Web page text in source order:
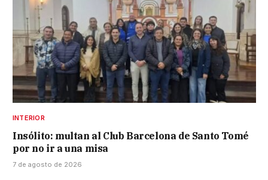
INTERIOR
Insólito: multan al Club Barcelona de Santo Tomé
por no ir a una misa
7 de agosto de 2026